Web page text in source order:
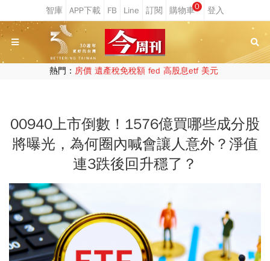
0
熱門： 房價 遺產稅免稅額 fed 高股息etf 美元
00940上市倒數！1576億買哪些成分股
將曝光，為何圈內喊會讓人意外？淨值
連3跌後回升穩了？